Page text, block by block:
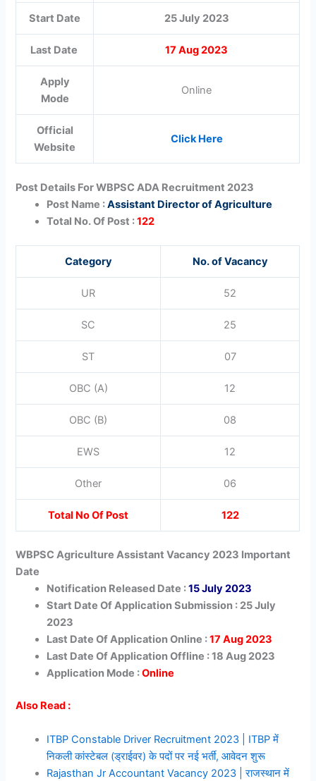
Start Date 25 July 2023
Last Date 17 Aug 2023
Apply
Mode
Online
Official
Website
Click Here
Post Details For WBPSC ADA Recruitment 2023
Post Name :Assistant Director of Agriculture
Total No. Of Post :122
Category No. of Vacancy
UR 52
SC 25
ST 07
OBC (A) 12
OBC (B) 08
EWS 12
Other 06
Total No Of Post 122
WBPSC Agriculture Assistant Vacancy 2023 Important
Date
Notification Released Date :15 July 2023
Start Date Of Application Submission : 25 July
2023
Last Date Of Application Online :17 Aug2023
Last Date Of Application Offline : 18 Aug 2023
Application Mode :Online
Also Read :
ITBP Constable Driver Recruitment 2023 | ITBP में
निकली कांस्टेबल (ड्राईवर) के पदों पर नई भर्ती, आवेदन शुरू
Rajasthan Jr Accountant Vacancy 2023 | राजस्थान में